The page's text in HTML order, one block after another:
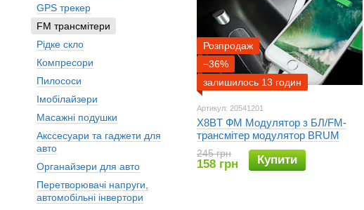
Розпродаж
−36%
залишилось 13 годин
Артикул: 20541201
X8BT ФМ Модулятор з БЛ/FM-
трансмітер модулятор BRUM
245 грн
158 грн Купити
GPS трекер
FM трансмітери
Рідке скло
Компресори
Пилососи
Імобілайзери
Масажні подушки
Акссесуари та гаджети для
авто
Органайзери для авто
Перетворювачі напруги,
автомобільні інвертори